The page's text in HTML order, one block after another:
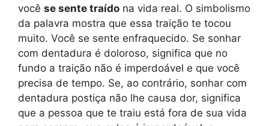
você se sente traído na vida real. O simbolismo
da palavra mostra que essa traição te tocou
muito. Você se sente enfraquecido. Se sonhar
com dentadura é doloroso, significa que no
fundo a traição não é imperdoável e que você
precisa de tempo. Se, ao contrário, sonhar com
dentadura postiça não lhe causa dor, significa
que a pessoa que te traiu está fora de sua vida